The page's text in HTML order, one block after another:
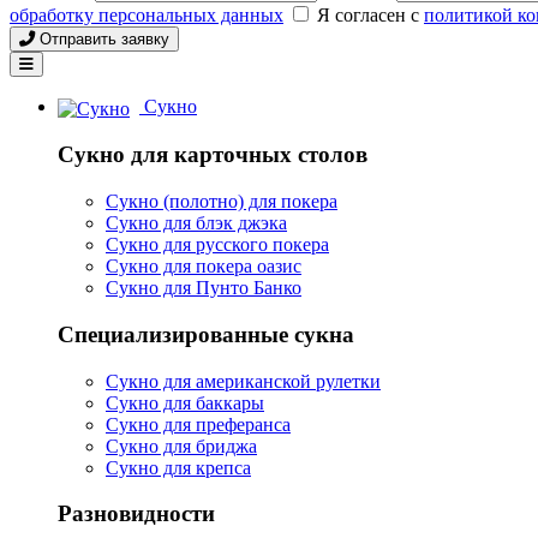
обработку персональных данных
Я согласен с политикой
Отправить заявку
Сукно
Сукно для карточных столов
Сукно (полотно) для покера
Сукно для блэк джэка
Сукно для русского покера
Сукно для покера оазис
Сукно для Пунто Банко
Специализированные сукна
Сукно для американской рулетки
Сукно для баккары
Сукно для преферанса
Сукно для бриджа
Сукно для крепса
Разновидности